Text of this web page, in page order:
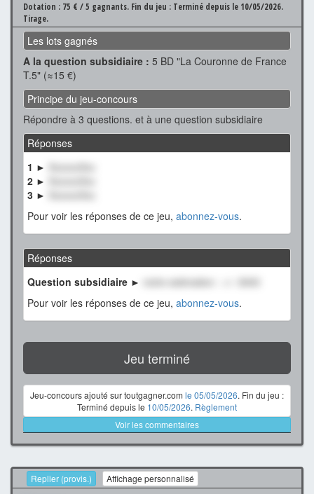
Dotation : 75 € / 5 gagnants. Fin du jeu : Terminé depuis le 10/05/2026.
Tirage.
Les lots gagnés
A la question subsidiaire : 5 BD "La Couronne de France
T.5" (≈15 €)
Principe du jeu-concours
Répondre à 3 questions. et à une question subsidiaire
Réponses
1 ►
2 ►
3 ►
Pour voir les réponses de ce jeu, abonnez-vous.
Réponses
Question subsidiaire ►
notre estimation : +/- 3000
Pour voir les réponses de ce jeu, abonnez-vous.
Jeu terminé
Jeu-concours ajouté sur toutgagner.com le 05/05/2026. Fin du jeu :
Terminé depuis le 10/05/2026. Règlement
Voir les commentaires
Replier (provis.) Affichage personnalisé